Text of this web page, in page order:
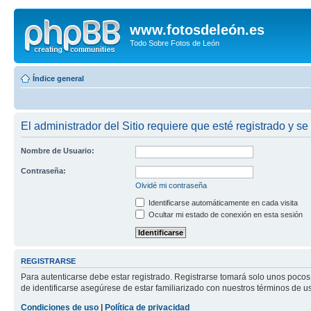
www.fotosdeleón.es
Todo Sobre Fotos de León
Índice general
El administrador del Sitio requiere que esté registrado y
Nombre de Usuario:
Contraseña:
Olvidé mi contraseña
Identificarse automáticamente en cada visita
Ocultar mi estado de conexión en esta sesión
REGISTRARSE
Para autenticarse debe estar registrado. Registrarse tomará solo unos
de identificarse asegúrese de estar familiarizado con nuestros términos de
Condiciones de uso
Política de privacidad